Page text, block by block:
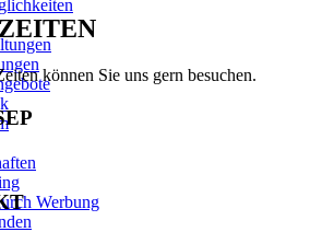
Werbung
können Sie uns gern besuchen.